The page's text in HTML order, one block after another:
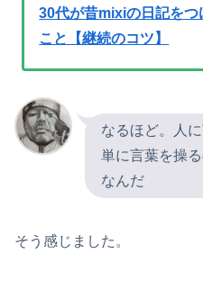
30代が昔mixiの日記をつ
こと【継続のコツ】
なるほど。人
単に言葉を操
なんだ
そう感じました。